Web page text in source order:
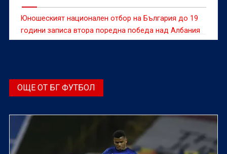
Юношеският национален отбор на България до 19
години записа втора поредна победа над Албания
в рамките на седмица.
ОЩЕ ОТ БГ ФУТБОЛ